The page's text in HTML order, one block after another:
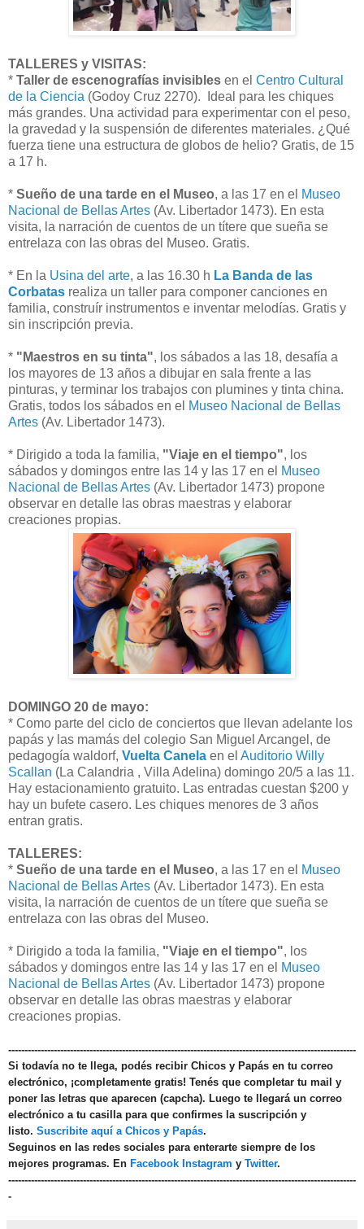
TALLERES y VISITAS:
* Taller de escenografías invisibles en el Centro Cultural
de la Ciencia (Godoy Cruz 2270). Ideal para les chiques
más grandes. Una actividad para experimentar con el peso,
la gravedad y la suspensión de diferentes materiales. ¿Qué
fuerza tiene una estructura de globos de helio? Gratis, de 15
a 17 h.
* Sueño de una tarde en el Museo, a las 17 en el Museo
Nacional de Bellas Artes (Av. Libertador 1473). En esta
visita, la narración de cuentos de un títere que sueña se
entrelaza con las obras del Museo. Gratis.
* En la Usina del arte, a las 16.30 h La Banda de las
Corbatas realiza un taller para componer canciones en
familia, construír instrumentos e inventar melodías. Gratis y
sin inscripción previa.
* "Maestros en su tinta", los sábados a las 18, desafía a
los mayores de 13 años a dibujar en sala frente a las
pinturas, y terminar los trabajos con plumines y tinta china.
Gratis, todos los sábados en el Museo Nacional de Bellas
Artes (Av. Libertador 1473).
* Dirigido a toda la familia, "Viaje en el tiempo", los
sábados y domingos entre las 14 y las 17 en el Museo
Nacional de Bellas Artes (Av. Libertador 1473) propone
observar en detalle las obras maestras y elaborar
creaciones propias.
DOMINGO 20 de mayo:
* Como parte del ciclo de conciertos que llevan adelante los
papás y las mamás del colegio San Miguel Arcangel, de
pedagogía waldorf, Vuelta Canela en el Auditorio Willy
Scallan (La Calandria , Villa Adelina) domingo 20/5 a las 11.
Hay estacionamiento gratuito. Las entradas cuestan $200 y
hay un bufete casero. Les chiques menores de 3 años
entran gratis.
TALLERES:
* Sueño de una tarde en el Museo, a las 17 en el Museo
Nacional de Bellas Artes (Av. Libertador 1473). En esta
visita, la narración de cuentos de un títere que sueña se
entrelaza con las obras del Museo.
* Dirigido a toda la familia, "Viaje en el tiempo", los
sábados y domingos entre las 14 y las 17 en el Museo
Nacional de Bellas Artes (Av. Libertador 1473) propone
observar en detalle las obras maestras y elaborar
creaciones propias.
-----------------------------------------------------------------------------------------------------------
Si todavía no te llega, podés recibir Chicos y Papás en tu correo
electrónico, ¡completamente gratis! Tenés que completar tu mail y
poner las letras que aparecen (capcha). Luego te llegará un correo
electrónico a tu casilla para que confirmes la suscripción y
listo. Suscribite aquí a Chicos y Papás.
Seguinos en las redes sociales para enterarte siempre de los
mejores programas. En Facebook Instagram y Twitter.
-----------------------------------------------------------------------------------------------------------
-